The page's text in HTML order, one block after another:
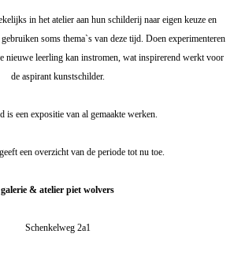
in het atelier aan hun schilderij naar eigen keuze en
soms thema`s van deze tijd. Doen experimenteren
nieuwe leerling kan instromen, wat inspirerend werkt voor
de aspirant kunstschilder.
is een expositie van al gemaakte werken.
een overzicht van de periode tot nu toe.
galerie & atelier piet wolvers
Schenkelweg 2a1